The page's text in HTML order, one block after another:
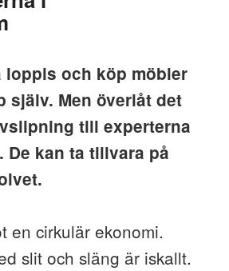
loppis och köp möbler
själv. Men överlåt det
till experterna
De kan ta tillvara på
en cirkulär ekonomi.
slit och släng är iskallt.